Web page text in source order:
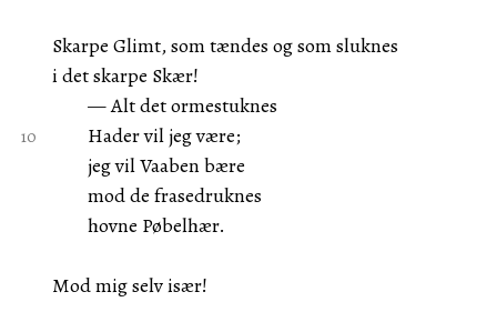
Skarpe Glimt, som tændes og som sluknes
i det skarpe Skær!
— Alt det ormestuknes
Hader vil jeg være;
jeg vil Vaaben bære
mod de frasedruknes
hovne Pøbelhær.
Mod mig selv især!